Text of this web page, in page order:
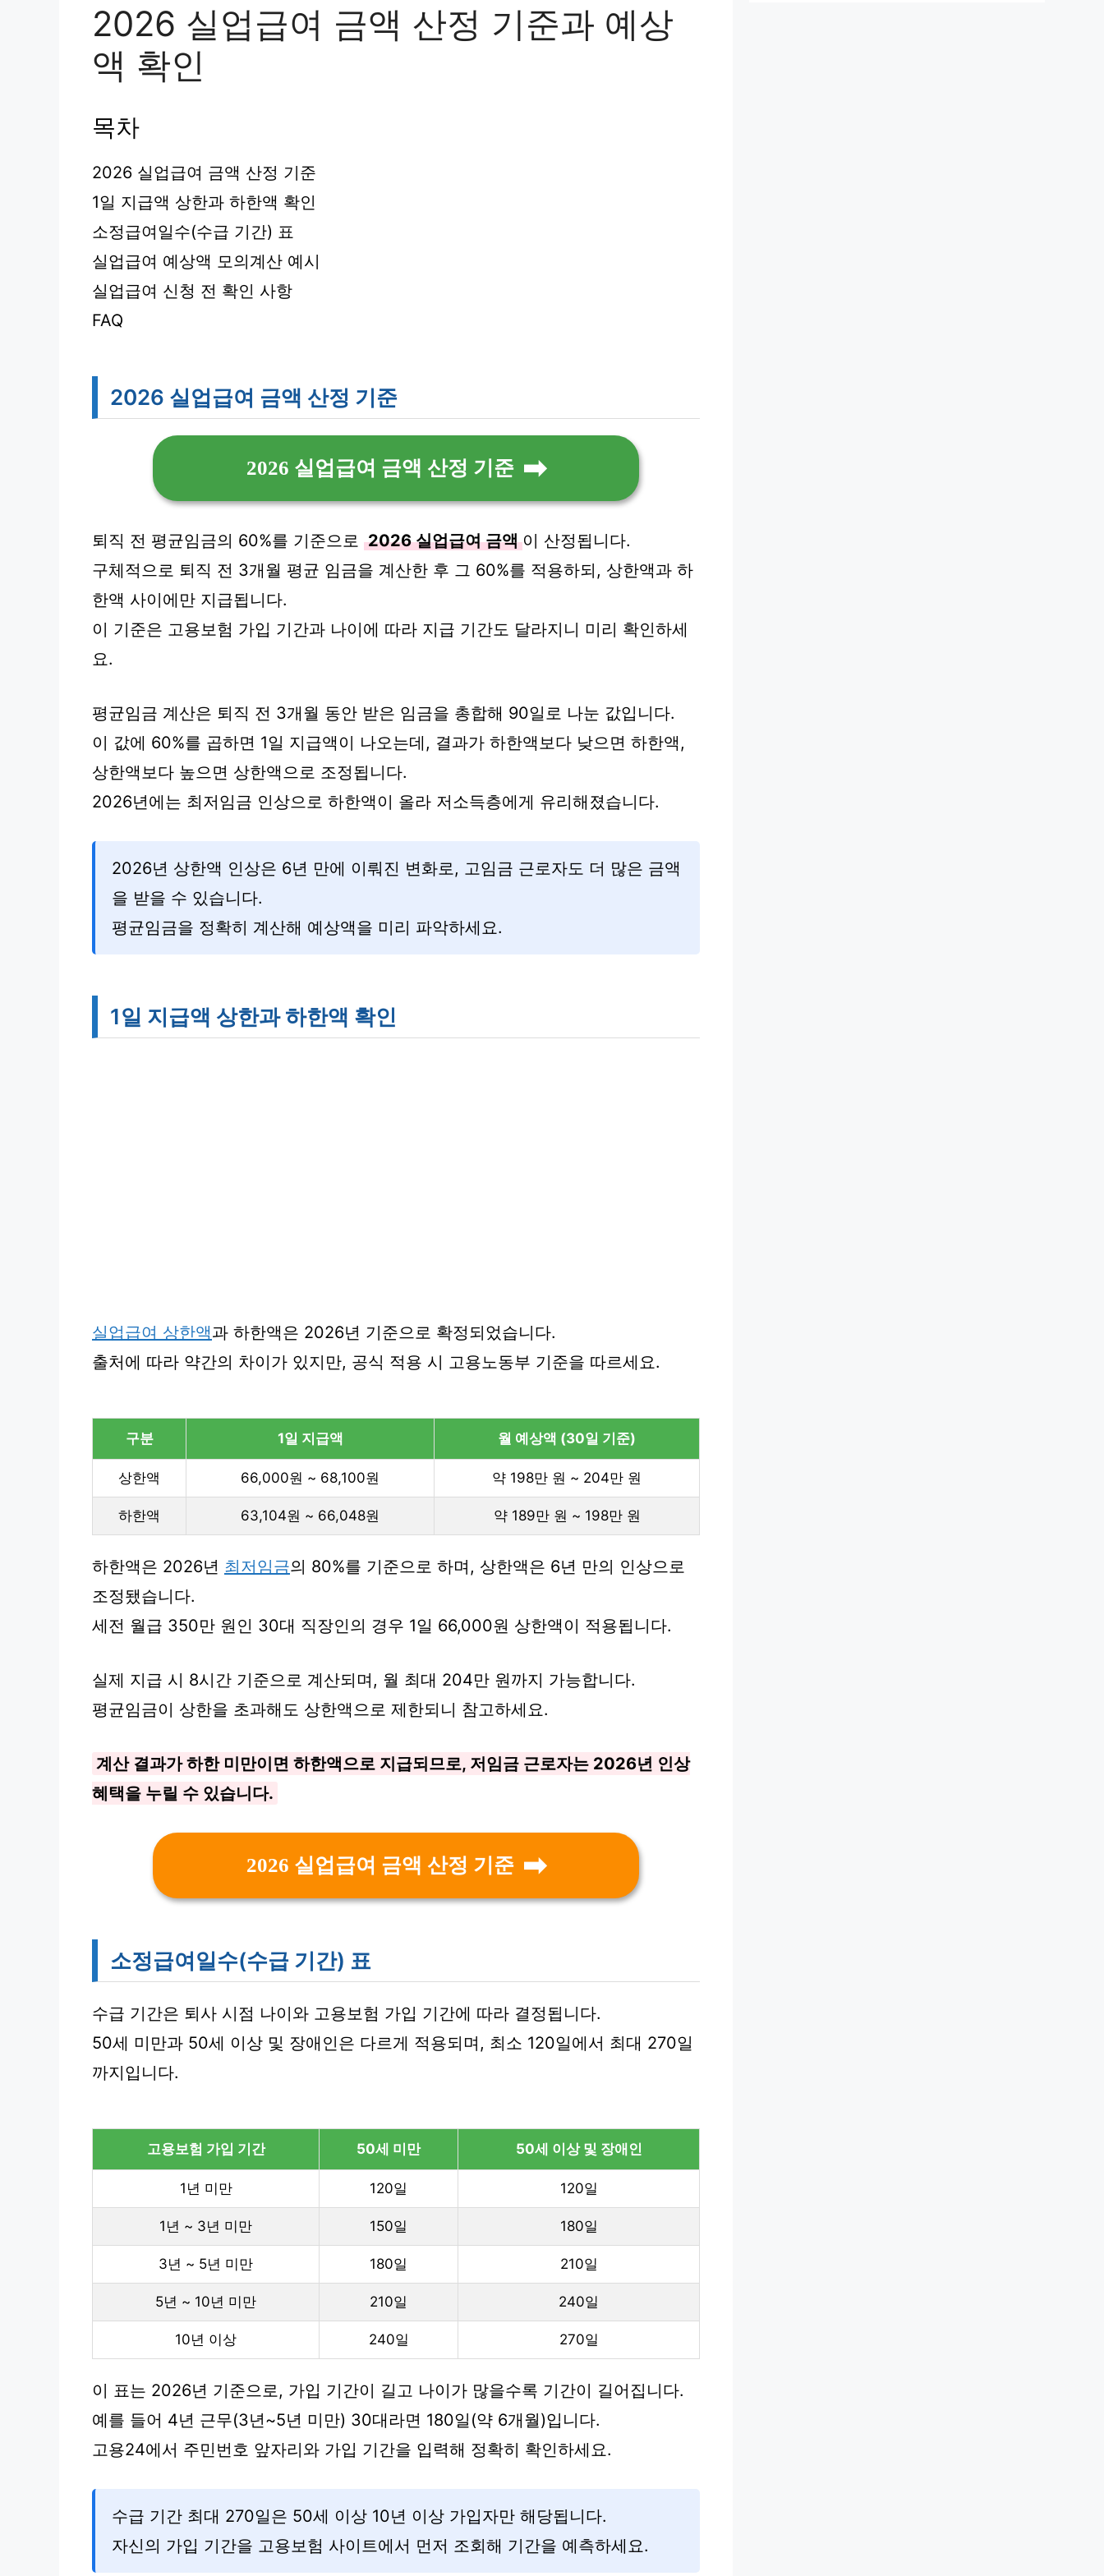
2026 실업급여 금액 산정 기준과 예상
액 확인
목차
2026 실업급여 금액 산정 기준
1일 지급액 상한과 하한액 확인
소정급여일수(수급 기간) 표
실업급여 예상액 모의계산 예시
실업급여 신청 전 확인 사항
FAQ
2026 실업급여 금액 산정 기준
2026 실업급여 금액 산정 기준
퇴직 전 평균임금의 60%를 기준으로 2026 실업급여 금액 이 산정됩니다.
구체적으로 퇴직 전 3개월 평균 임금을 계산한 후 그 60%를 적용하되, 상한액과 하
한액 사이에만 지급됩니다.
이 기준은 고용보험 가입 기간과 나이에 따라 지급 기간도 달라지니 미리 확인하세
요.
평균임금 계산은 퇴직 전 3개월 동안 받은 임금을 총합해 90일로 나눈 값입니다.
이 값에 60%를 곱하면 1일 지급액이 나오는데, 결과가 하한액보다 낮으면 하한액,
상한액보다 높으면 상한액으로 조정됩니다.
2026년에는 최저임금 인상으로 하한액이 올라 저소득층에게 유리해졌습니다.
2026년 상한액 인상은 6년 만에 이뤄진 변화로, 고임금 근로자도 더 많은 금액
을 받을 수 있습니다.
평균임금을 정확히 계산해 예상액을 미리 파악하세요.
1일 지급액 상한과 하한액 확인
실업급여 상한액과 하한액은 2026년 기준으로 확정되었습니다.
출처에 따라 약간의 차이가 있지만, 공식 적용 시 고용노동부 기준을 따르세요.
구분 1일 지급액 월 예상액 (30일 기준)
상한액 66,000원 ~ 68,100원 약 198만 원 ~ 204만 원
하한액 63,104원 ~ 66,048원 약 189만 원 ~ 198만 원
하한액은 2026년 최저임금의 80%를 기준으로 하며, 상한액은 6년 만의 인상으로
조정됐습니다.
세전 월급 350만 원인 30대 직장인의 경우 1일 66,000원 상한액이 적용됩니다.
실제 지급 시 8시간 기준으로 계산되며, 월 최대 204만 원까지 가능합니다.
평균임금이 상한을 초과해도 상한액으로 제한되니 참고하세요.
계산 결과가 하한 미만이면 하한액으로 지급되므로, 저임금 근로자는 2026년 인상
혜택을 누릴 수 있습니다.
2026 실업급여 금액 산정 기준
소정급여일수(수급 기간) 표
수급 기간은 퇴사 시점 나이와 고용보험 가입 기간에 따라 결정됩니다.
50세 미만과 50세 이상 및 장애인은 다르게 적용되며, 최소 120일에서 최대 270일
까지입니다.
고용보험 가입 기간 50세 미만 50세 이상 및 장애인
1년 미만 120일 120일
1년 ~ 3년 미만 150일 180일
3년 ~ 5년 미만 180일 210일
5년 ~ 10년 미만 210일 240일
10년 이상 240일 270일
이 표는 2026년 기준으로, 가입 기간이 길고 나이가 많을수록 기간이 길어집니다.
예를 들어 4년 근무(3년~5년 미만) 30대라면 180일(약 6개월)입니다.
고용24에서 주민번호 앞자리와 가입 기간을 입력해 정확히 확인하세요.
수급 기간 최대 270일은 50세 이상 10년 이상 가입자만 해당됩니다.
자신의 가입 기간을 고용보험 사이트에서 먼저 조회해 기간을 예측하세요.